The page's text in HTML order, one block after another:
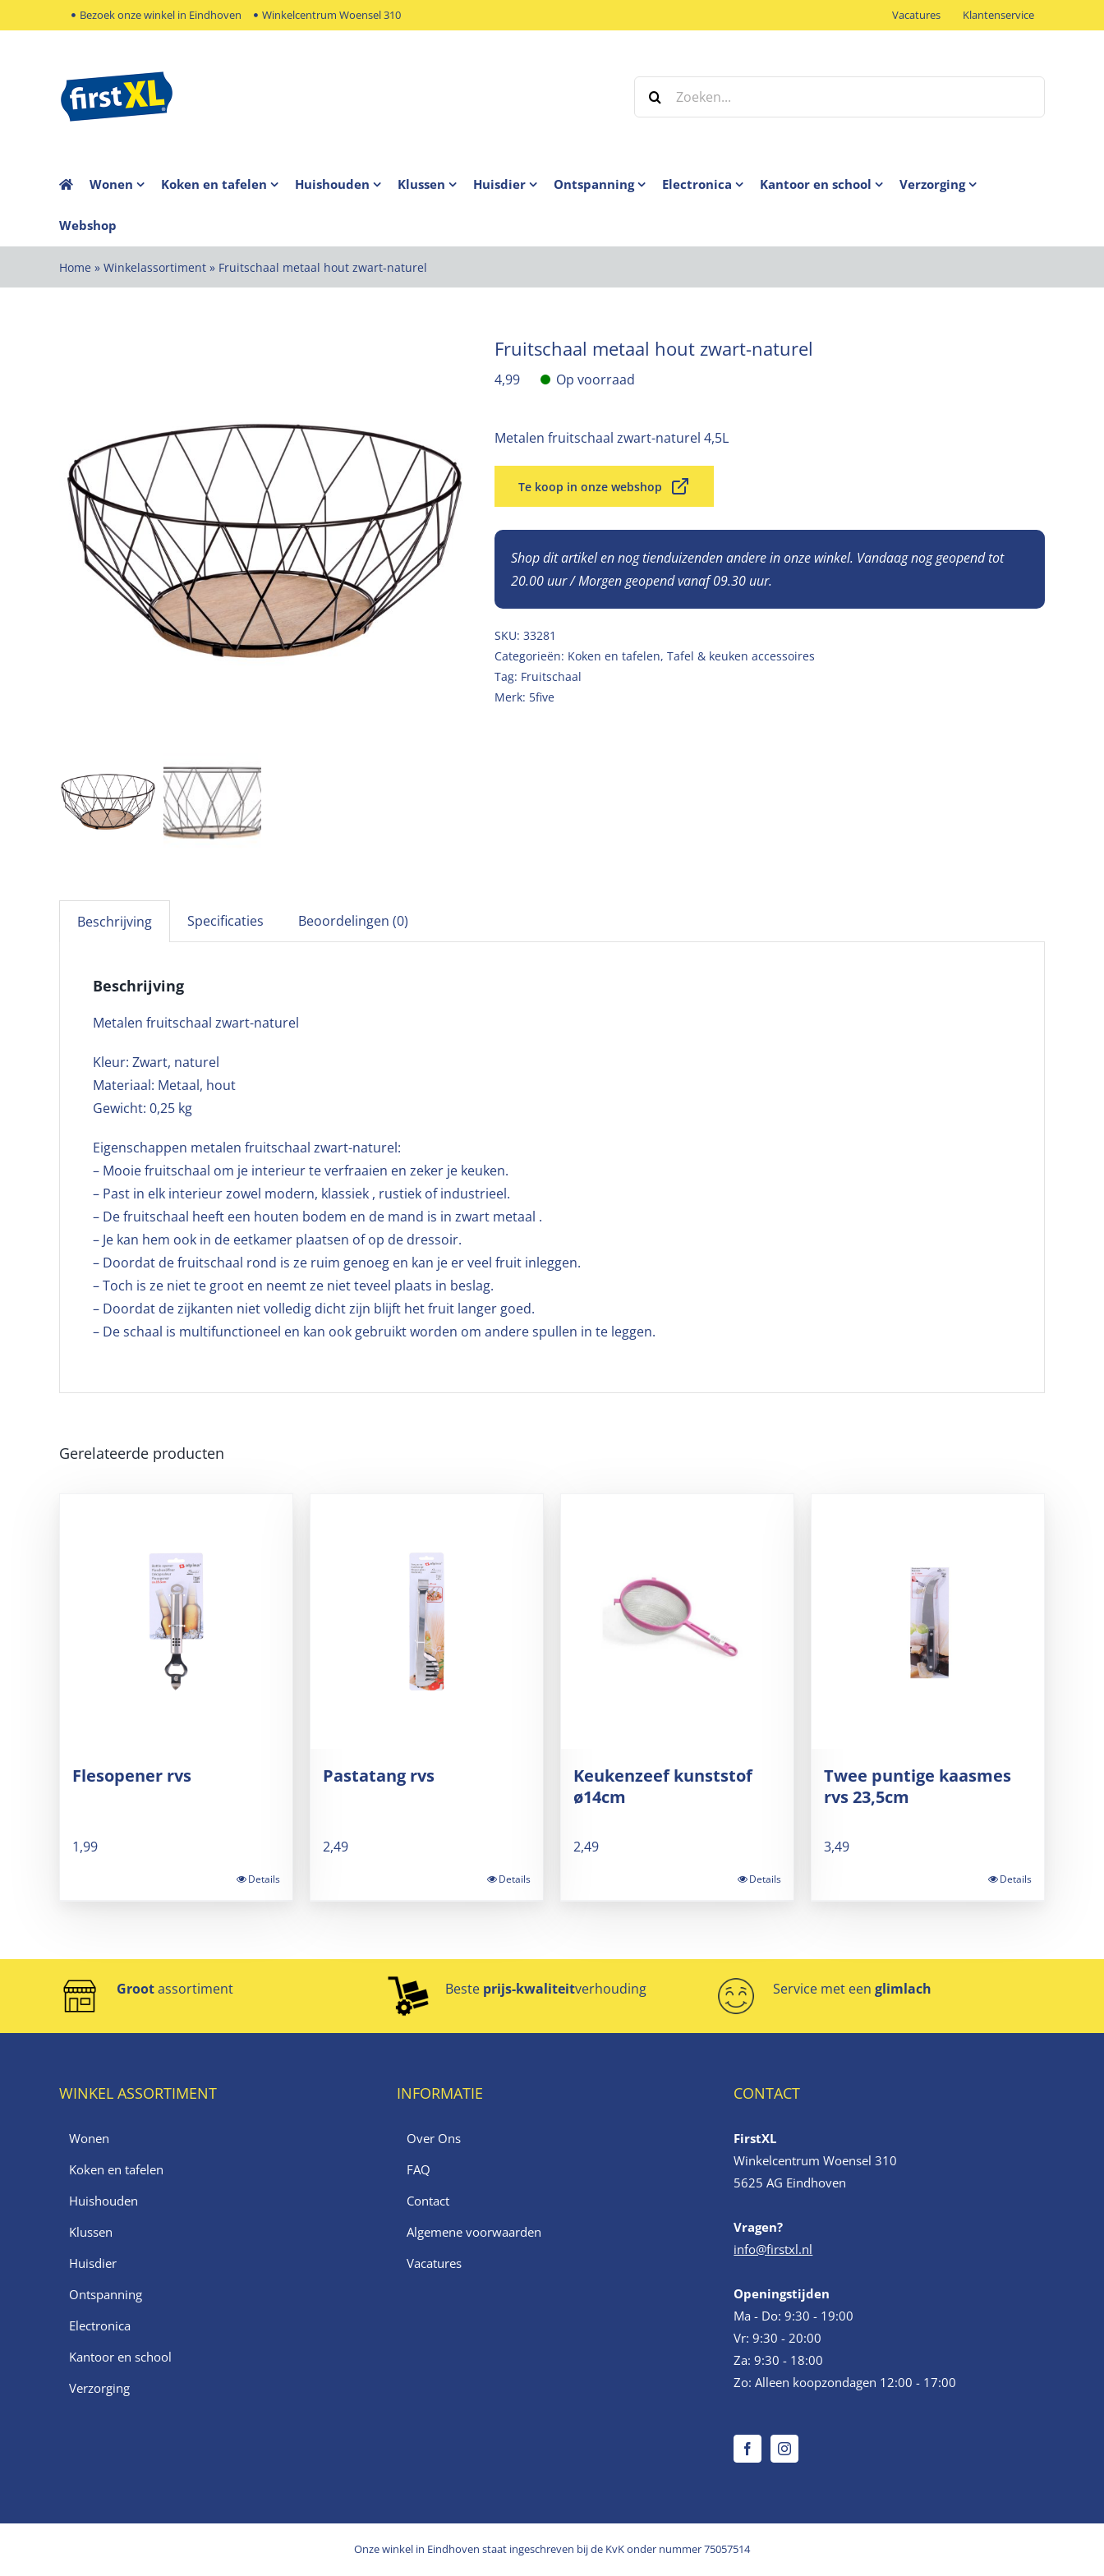
naar
Bezoek onze winkel in Eindhoven Winkelcentrum Woensel 310 Vacatures Klantenservice
Zoeken
naar:
Wonen Koken en tafelen Huishouden Klussen Huisdier Ontspanning Electronica Kantoor en school Verzorging
Webshop
Home » Winkelassortiment » Fruitschaal metaal hout zwart-naturel
Fruitschaal metaal hout zwart-naturel
4,99 Op voorraad
Metalen fruitschaal zwart-naturel 4,5L
Te koop in onze webshop
Shop dit artikel en nog tienduizenden andere in onze winkel. Vandaag nog geopend tot
20.00 uur / Morgen geopend vanaf 09.30 uur.
SKU: 33281
Categorieën: Koken en tafelen, Tafel & keuken accessoires
Tag: Fruitschaal
Merk: 5five
Beschrijving Specificaties Beoordelingen (0)
Beschrijving
Metalen fruitschaal zwart-naturel
Kleur: Zwart, naturel
Materiaal: Metaal, hout
Gewicht: 0,25 kg
Eigenschappen metalen fruitschaal zwart-naturel:
– Mooie fruitschaal om je interieur te verfraaien en zeker je keuken.
– Past in elk interieur zowel modern, klassiek , rustiek of industrieel.
– De fruitschaal heeft een houten bodem en de mand is in zwart metaal .
– Je kan hem ook in de eetkamer plaatsen of op de dressoir.
– Doordat de fruitschaal rond is ze ruim genoeg en kan je er veel fruit inleggen.
– Toch is ze niet te groot en neemt ze niet teveel plaats in beslag.
– Doordat de zijkanten niet volledig dicht zijn blijft het fruit langer goed.
– De schaal is multifunctioneel en kan ook gebruikt worden om andere spullen in te leggen.
Gerelateerde producten
Flesopener rvs
1,99
Details
Pastatang rvs
2,49
Details
Keukenzeef kunststof
ø14cm
2,49
Details
Twee puntige kaasmes
rvs 23,5cm
3,49
Details
Grootassortiment Beste prijs-kwaliteitverhouding Service met eenglimlach
WINKEL ASSORTIMENT
Wonen
Koken en tafelen
Huishouden
Klussen
Huisdier
Ontspanning
Electronica
Kantoor en school
Verzorging
INFORMATIE
Over Ons
FAQ
Contact
Algemene voorwaarden
Vacatures
CONTACT
FirstXL
Winkelcentrum Woensel 310
5625 AG Eindhoven
Vragen?
info@firstxl.nl
Openingstijden
Ma - Do: 9:30 - 19:00
Vr: 9:30 - 20:00
Za: 9:30 - 18:00
Zo: Alleen koopzondagen 12:00 - 17:00
Onze winkel in Eindhoven staat ingeschreven bij de KvK onder nummer 75057514